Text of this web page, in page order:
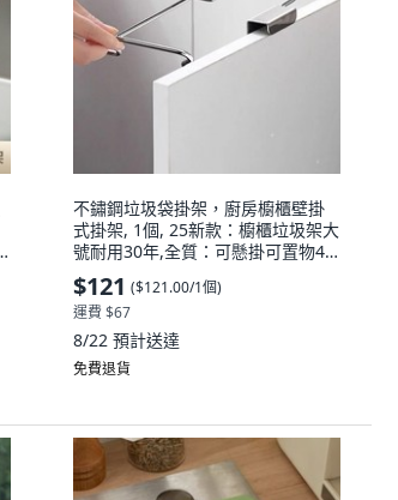
不鏽鋼垃圾袋掛架，廚房櫥櫃壁掛
式掛架, 1個, 25新款：櫥櫃垃圾架大
號耐用30年,全質：可懸掛可置物4
塊多一件
$121 ($121.00/1個)
運費 $67
8/22 預計送達
免費退貨